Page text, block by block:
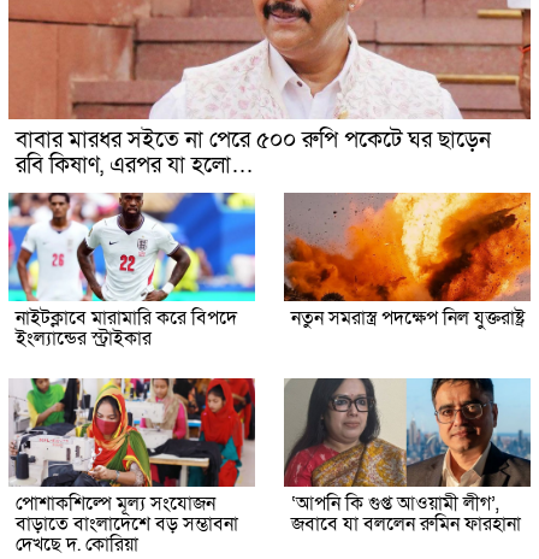
বাবার মারধর সইতে না পেরে ৫০০ রুপি পকেটে ঘর ছাড়েন
রবি কিষাণ, এরপর যা হলো…
নাইটক্লাবে মারামারি করে বিপদে
ইংল্যান্ডের স্ট্রাইকার
নতুন সমরাস্ত্র পদক্ষেপ নিল যুক্তরাষ্ট্র
পোশাকশিল্পে মূল্য সংযোজন
বাড়াতে বাংলাদেশে বড় সম্ভাবনা
দেখছে দ. কোরিয়া
‘আপনি কি গুপ্ত আওয়ামী লীগ’,
জবাবে যা বললেন রুমিন ফারহানা